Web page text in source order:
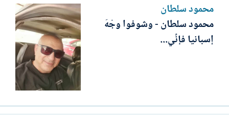
محمود سلطان
محمود سلطان - وشوفوا وجْهَ
إسبانيا فإنِّي...